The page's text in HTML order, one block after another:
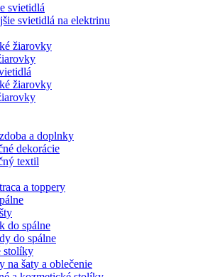
svietidlá
svietidlá na elektrinu
žiarovky
žiarovky
a doplnky
dekorácie
textil
a toppery
do spálne
do spálne
stolíky
na šaty a oblečenie